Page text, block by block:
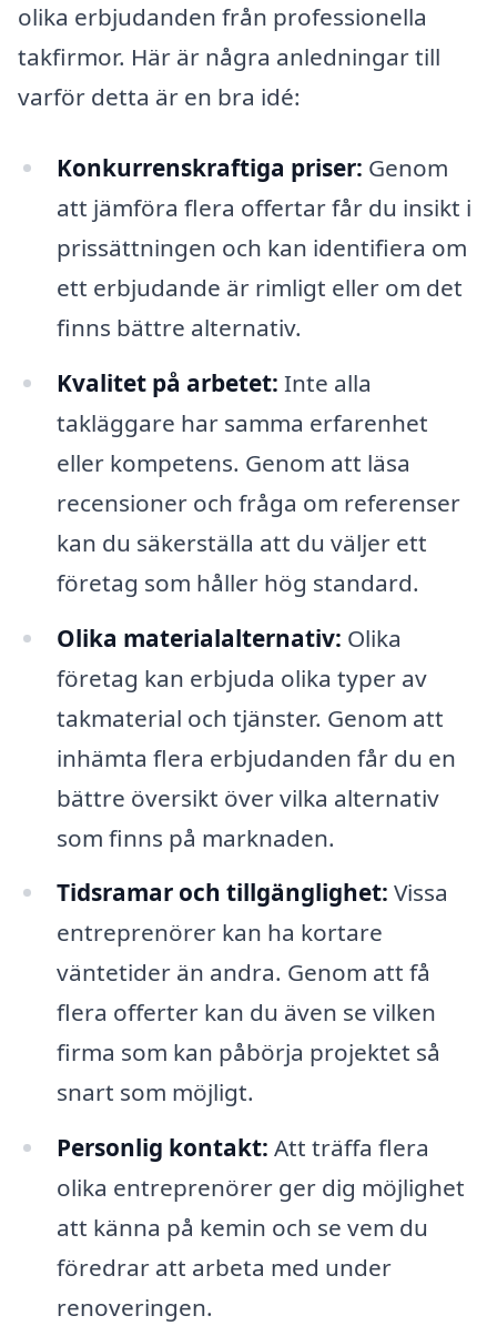
olika erbjudanden från professionella
takfirmor. Här är några anledningar till
varför detta är en bra idé:
Konkurrenskraftiga priser: Genom
att jämföra flera offertar får du insikt i
prissättningen och kan identifiera om
ett erbjudande är rimligt eller om det
finns bättre alternativ.
Kvalitet på arbetet: Inte alla
takläggare har samma erfarenhet
eller kompetens. Genom att läsa
recensioner och fråga om referenser
kan du säkerställa att du väljer ett
företag som håller hög standard.
Olika materialalternativ: Olika
företag kan erbjuda olika typer av
takmaterial och tjänster. Genom att
inhämta flera erbjudanden får du en
bättre översikt över vilka alternativ
som finns på marknaden.
Tidsramar och tillgänglighet: Vissa
entreprenörer kan ha kortare
väntetider än andra. Genom att få
flera offerter kan du även se vilken
firma som kan påbörja projektet så
snart som möjligt.
Personlig kontakt: Att träffa flera
olika entreprenörer ger dig möjlighet
att känna på kemin och se vem du
föredrar att arbeta med under
renoveringen.